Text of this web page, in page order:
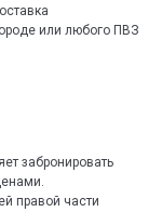
или любого ПВЗ
забронировать
правой части